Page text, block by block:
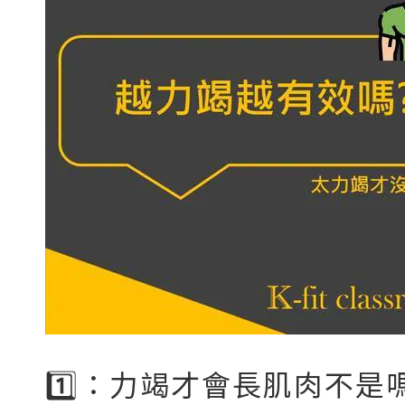
1️⃣：力竭才會長肌肉不是